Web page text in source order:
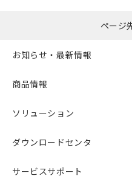
ページ
お知らせ・最新情報
商品情報
ソリューション
ダウンロードセンタ
サービスサポート